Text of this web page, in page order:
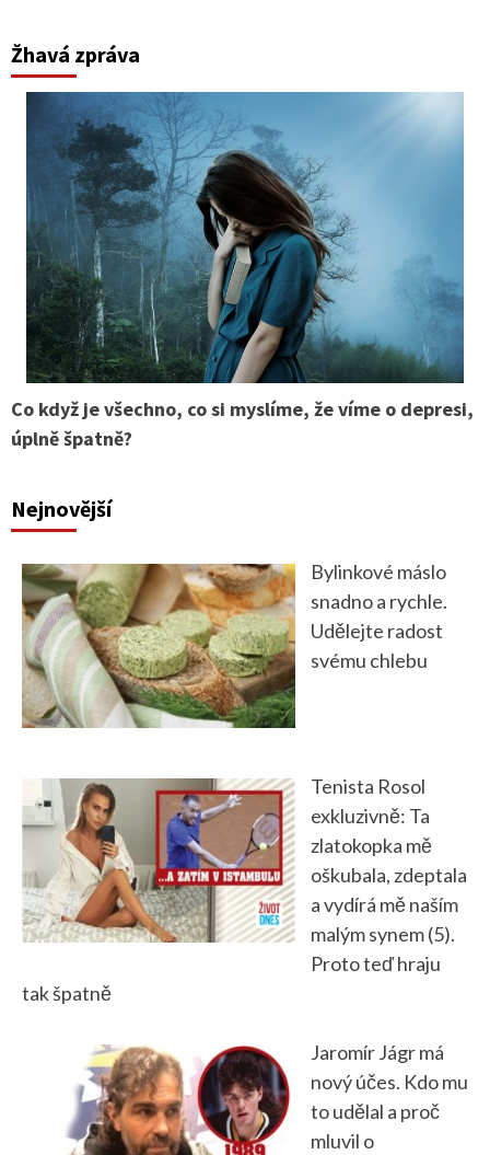
Žhavá zpráva
Co když je všechno, co si myslíme, že víme o depresi,
úplně špatně?
Nejnovější
Bylinkové máslo
snadno a rychle.
Udělejte radost
svému chlebu
Tenista Rosol
exkluzivně: Ta
zlatokopka mě
oškubala, zdeptala
a vydírá mě naším
malým synem (5).
Proto teď hraju
tak špatně
Jaromír Jágr má
nový účes. Kdo mu
to udělal a proč
mluvil o